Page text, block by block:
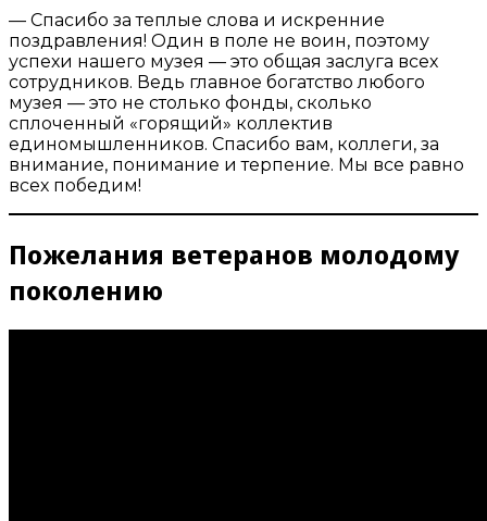
— Спасибо за теплые слова и искренние
поздравления! Один в поле не воин, поэтому
успехи нашего музея — это общая заслуга всех
сотрудников. Ведь главное богатство любого
музея — это не столько фонды, сколько
сплоченный «горящий» коллектив
единомышленников. Спасибо вам, коллеги, за
внимание, понимание и терпение. Мы все равно
всех победим!
Пожелания ветеранов молодому
поколению